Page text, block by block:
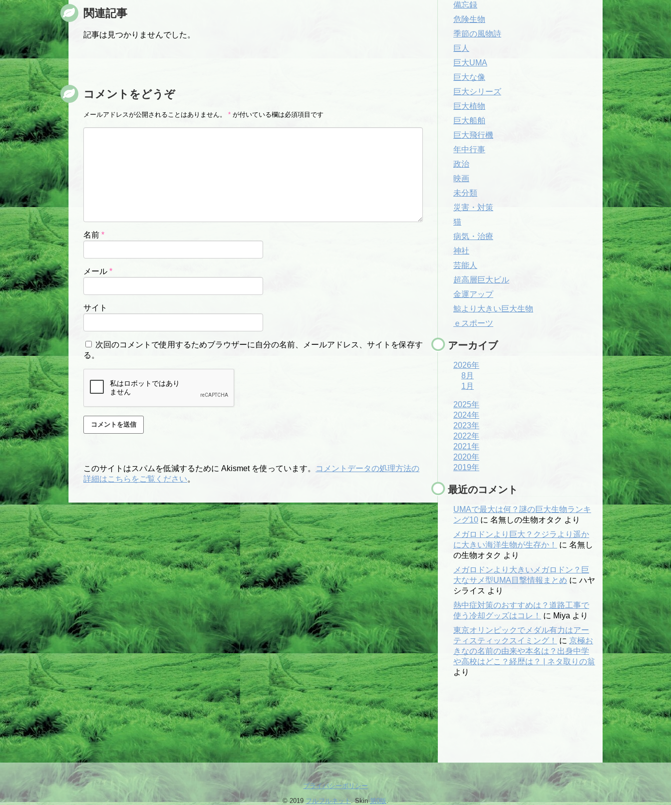
関連記事
記事は見つかりませんでした。
コメントをどうぞ
メールアドレスが公開されることはありません。 * が付いている欄は必須項目です
名前 *
メール *
サイト
次回のコメントで使用するためブラウザーに自分の名前、メールアドレス、サイトを保存す
る。
このサイトはスパムを低減するために Akismet を使っています。
コメントデータの処理方法の
詳細はこちらをご覧ください。
備忘録
危険生物
季節の風物詩
巨人
巨大UMA
巨大な像
巨大シリーズ
巨大植物
巨大船舶
巨大飛行機
年中行事
政治
映画
未分類
災害・対策
猫
病気・治療
神社
芸能人
超高層巨大ビル
金運アップ
鯨より大きい巨大生物
ｅスポーツ
アーカイブ
2026年
8月
1月
2025年
2024年
2023年
2022年
2021年
2020年
2019年
最近のコメント
UMAで最大は何？謎の巨大生物ランキ
ング10 に 名無しの生物オタク より
メガロドンより巨大？クジラより遥か
に大きい海洋生物が生存か！
に 名無し
の生物オタク より
メガロドンより大きいメガロドン？巨
大なサメ型UMA目撃情報まとめ に ハヤ
シライス より
熱中症対策のおすすめは？道路工事で
使う冷却グッズはコレ！
に Miya より
東京オリンピックでメダル有力はアー
ティスティックスイミング！
に 京極お
きなの名前の由来や本名は？出身中学
や高校はどこ？経歴は？ | ネタ取りの翁
より
プライバシーポリシー
© 2019フルフルネット. Skin第0版.